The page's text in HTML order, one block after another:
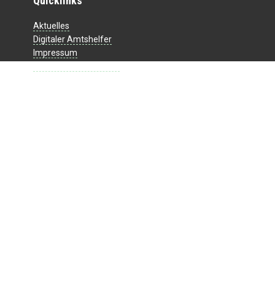
Aktuelles
Digitaler Amtshelfer
Impressum